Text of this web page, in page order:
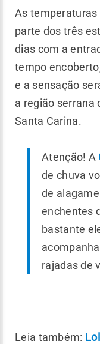
As temperaturas
parte dos três
dias com a
tempo
e a sensação
a região serrana
Santa Carina.
Atenção! A
de chuva
de
enchentes
bastante
rajadas de
Leia também: